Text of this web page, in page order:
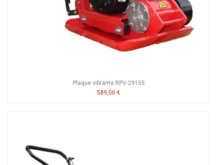
Plaque vibrante RPV-29155
589,00 €